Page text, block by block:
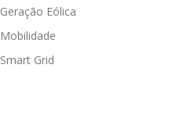
Geração Eólica
Mobilidade
Smart Grid